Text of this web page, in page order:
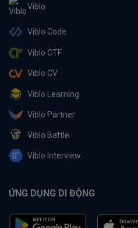
Viblo
Viblo Code
Viblo CTF
Viblo CV
Viblo Learning
Viblo Partner
Viblo Battle
Viblo Interview
ỨNG DỤNG DI ĐỘNG